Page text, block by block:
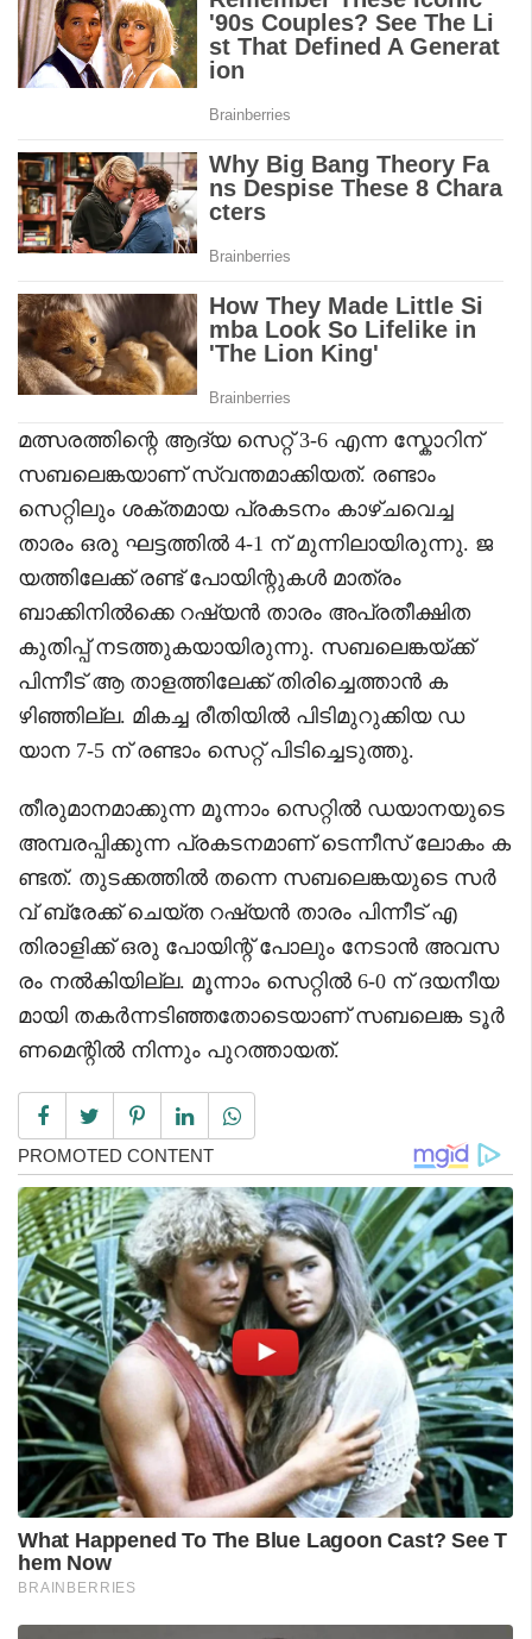
മത്സരത്തിന്റെ ആദ്യ സെറ്റ് 3-6 എന്ന സ്കോറിന്
സബലെങ്കയാണ് സ്വന്തമാക്കിയത്. രണ്ടാം
സെറ്റിലും ശക്തമായ പ്രകടനം കാഴ്ചവെച്ച
താരം ഒരു ഘട്ടത്തിൽ 4-1 ന് മുന്നിലായിരുന്നു. ജ
യത്തിലേക്ക് രണ്ട് പോയിന്റുകൾ മാത്രം
ബാക്കിനിൽക്കെ റഷ്യൻ താരം അപ്രതീക്ഷിത
കുതിപ്പ് നടത്തുകയായിരുന്നു. സബലെങ്കയ്ക്ക്
പിന്നീട് ആ താളത്തിലേക്ക് തിരിച്ചെത്താൻ ക
ഴിഞ്ഞില്ല. മികച്ച രീതിയിൽ പിടിമുറുക്കിയ ഡ
യാന 7-5 ന് രണ്ടാം സെറ്റ് പിടിച്ചെടുത്തു.
തീരുമാനമാക്കുന്ന മൂന്നാം സെറ്റിൽ ഡയാനയുടെ
അമ്പരപ്പിക്കുന്ന പ്രകടനമാണ് ടെന്നീസ് ലോകം ക
ണ്ടത്. തുടക്കത്തിൽ തന്നെ സബലെങ്കയുടെ സർ
വ് ബ്രേക്ക് ചെയ്ത റഷ്യൻ താരം പിന്നീട് എ
തിരാളിക്ക് ഒരു പോയിന്റ് പോലും നേടാൻ അവസ
രം നൽകിയില്ല. മൂന്നാം സെറ്റിൽ 6-0 ന് ദയനീയ
മായി തകർന്നടിഞ്ഞതോടെയാണ് സബലെങ്ക ടൂർ
ണമെന്റിൽ നിന്നും പുറത്തായത്.